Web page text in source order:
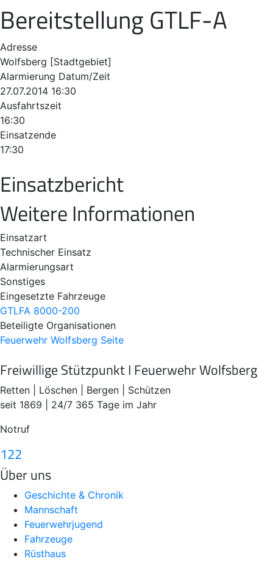
Bereitstellung GTLF-A
Adresse
Wolfsberg [Stadtgebiet]
Alarmierung Datum/Zeit
27.07.2014 16:30
Ausfahrtszeit
16:30
Einsatzende
17:30
Einsatzbericht
Weitere Informationen
Einsatzart
Technischer Einsatz
Alarmierungsart
Sonstiges
Eingesetzte Fahrzeuge
GTLFA 8000-200
Beteiligte Organisationen
Feuerwehr Wolfsberg Seite
Freiwillige Stützpunkt I Feuerwehr Wolfsberg
Retten | Löschen | Bergen | Schützen
seit 1869 | 24/7 365 Tage im Jahr
Notruf
122
Über uns
Geschichte & Chronik
Mannschaft
Feuerwehrjugend
Fahrzeuge
Rüsthaus